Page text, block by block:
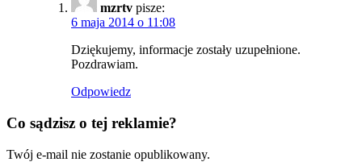
mzrtv pisze:
6 maja 2014 o 11:08
Dziękujemy, informacje zostały uzupełnione.
Pozdrawiam.
Odpowiedz
Co sądzisz o tej reklamie?
Twój e-mail nie zostanie opublikowany.